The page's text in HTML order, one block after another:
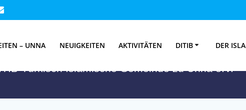
– UNNA NEUIGKEITEN AKTIVITÄTEN DITIB DER
Türkisch Islamische Gemeinde zu Unna e.V.